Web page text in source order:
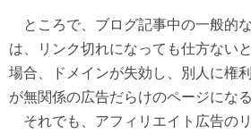
ところで、ブログ記事中の一般的
は、リンク切れになっても仕方ない
場合、ドメインが失効し、別人に権
が無関係の広告だらけのページにな
それでも、アフィリエイト広告の